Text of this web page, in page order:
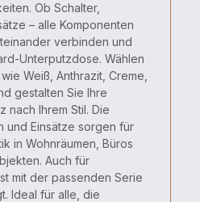
Ob Schalter,
– alle Komponenten
verbinden und
Unterputzdose. Wählen
wie Weiß, Anthrazit, Creme,
gestalten Sie Ihre
nach Ihrem Stil. Die
und Einsätze sorgen für
in Wohnräumen, Büros
Auch für
mit der passenden Serie
Ideal für alle, die